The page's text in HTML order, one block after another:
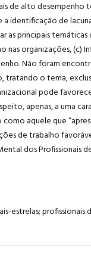
de alto desempenho
identificação de
principais
organizações, (c)
Não foram
tratando o tema,
pode
apenas, a uma
aquele que
de trabalho
dos Profissionais
estrelas;